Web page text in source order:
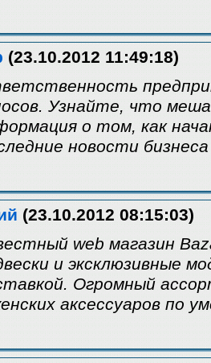
(23.10.2012 11:49:18)
Узнайте, что
о том, как
новости
(23.10.2012 08:15:03)
web магазин
и эксклюзивные
Огромный
аксессуаров по